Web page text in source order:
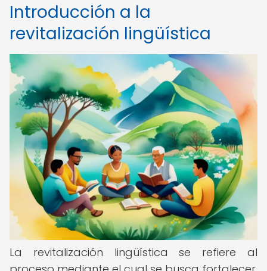
Introducción a la
revitalización lingüística
La revitalización lingüística se refiere al